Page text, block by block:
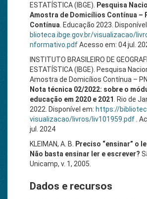
ESTATÍSTICA (IBGE). Pesquisa
Amostra de Domicílios Contínua –
Contínua . Educação 2023.
blioteca.ibge.gov.br/visualizacao/
nformativo.pdfAcesso em: 04 jul.
INSTITUTO BRASILEIRO DE
ESTATÍSTICA (IBGE). Pesquisa
Amostra de Domicílios Contínua –
Nota técnica 02/2022: sobre o
educação em 2020 e 2021 . Rio de
2022. Disponível em: https://
visualizacao/livros/liv101959.pdf .
jul. 2024
KLEIMAN, A. B. Preciso “ensinar” o
Não basta ensinar ler e escrever?
Unicamp, v. 1, 2005.
Dados e recursos